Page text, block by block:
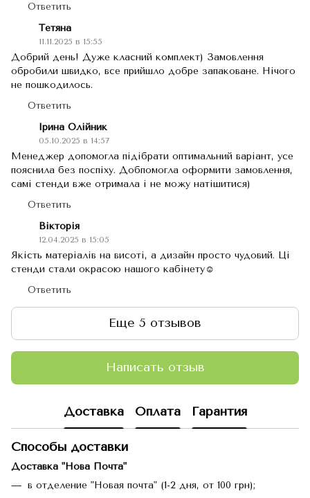
Ответить
Тетяна
11.11.2025 в 15:55
Добрий день! Дуже класний комплект) Замовлення
обробили швидко, все прийшло добре запаковане. Нічого
не пошкодилось.
Ответить
Ірина Олійник
05.10.2025 в 14:57
Менеджер допомогла підібрати оптимальний варіант, усе
пояснила без поспіху. Добпомогла оформити замовлення,
самі стенди вже отримала і не можу натішитися)
Ответить
Вікторія
12.04.2025 в 15:05
Якість матеріалів на висоті, а дизайн просто чудовий. Ці
стенди стали окрасою нашого кабінету☺️
Ответить
Еще 5 отзывов
Написать отзыв
Доставка Оплата Гарантия
Способы доставки
Доставка "Нова Почта"
в отделение "Новая почта" (1-2 дня, от 100 грн);